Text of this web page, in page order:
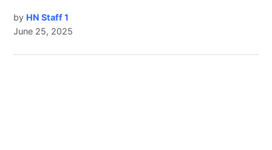
by HN Staff 1
June 25, 2025